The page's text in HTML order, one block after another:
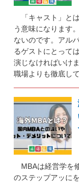
「キャスト」と
う意味になります
ないのです。アル
るゲストにとって
演じなければいけ
職場よりも徹底し
MBAは経営学を
のステップアッに